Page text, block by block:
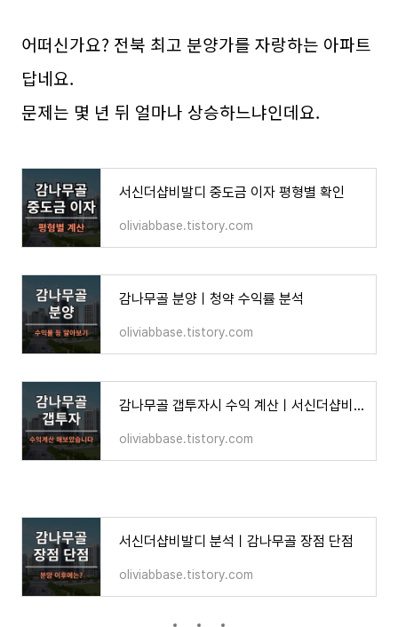
어떠신가요? 전북 최고 분양가를 자랑하는 아파트
답네요.
문제는 몇 년 뒤 얼마나 상승하느냐인데요.
서신더샵비발디 중도금 이자 평형별 확인
oliviabbase.tistory.com
감나무골 분양ㅣ청약 수익률 분석
oliviabbase.tistory.com
감나무골 갭투자시 수익 계산ㅣ서신더샵비발디 투자
oliviabbase.tistory.com
서신더샵비발디 분석ㅣ감나무골 장점 단점
oliviabbase.tistory.com